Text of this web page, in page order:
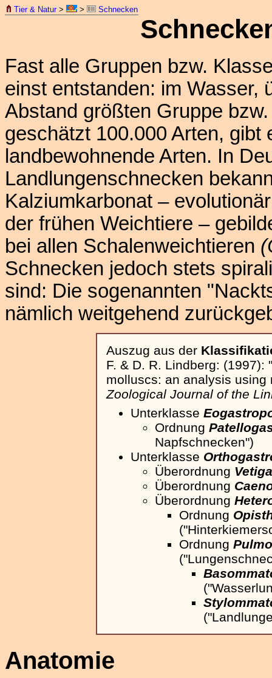
Tier & Natur> > Schnecken
Fast alle Gruppen bzw.
einst entstanden: im Wasser,
Abstand größten Gruppe
geschätzt 100.000 Arten,
landbewohnende Arten. In
Landlungenschnecken
Kalziumkarbonat –
der frühen Weichtiere –
bei allen Schalenweichtieren
Schnecken jedoch stets
sind: Die sogenannten
nämlich weitgehend
Auszug aus der
F. & D. R. Lindberg: (1997):
molluscs: an analysis
Zoological Journal of the
Unterklasse
Ordnung
Napfschnecken")
Unterklasse
Überordnung
Überordnung
Überordnung
Ordnung
Ordnung
Anatomie